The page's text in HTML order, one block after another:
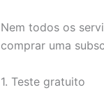
Nem todos os
comprar uma
1. Teste gratuito